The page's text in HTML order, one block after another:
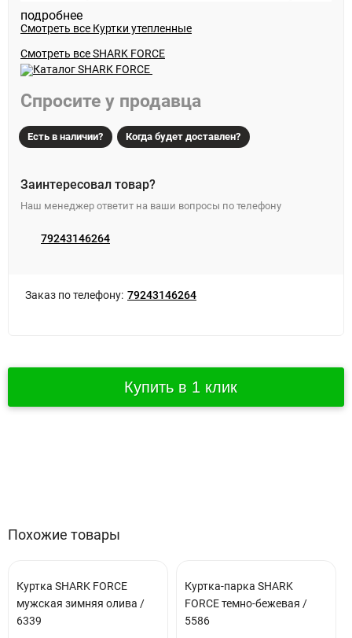
оберегающий вас от ветра и снега.
Закажите онлайн – и мы оперативно доставим ее к вашей
двери! Или приходите в SPORT TIME по адресу ул. Карла
Маркса 96А, чтобы лично ощутить ее превосходство.
подробнее
Смотреть все Куртки утепленные
Смотреть все SHARK FORCE
Спросите у продавца
Есть в наличии? Когда будет доставлен?
Заинтересовал товар?
Наш менеджер ответит на ваши вопросы по телефону
79243146264
Заказ по телефону: 79243146264
Купить в 1 клик
Похожие товары
Куртка SHARK FORCE
мужская зимняя олива /
6339
Куртка-парка SHARK
FORCE темно-бежевая /
5586